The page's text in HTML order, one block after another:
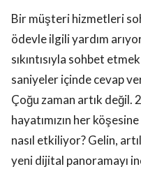
Bir müşteri hizmetleri
ödevle ilgili yardım
sıkıntısıyla sohbet
saniyeler içinde cevap
Çoğu zaman artık değil.
hayatımızın her
nasıl etkiliyor? Gelin,
yeni dijital panoramayı